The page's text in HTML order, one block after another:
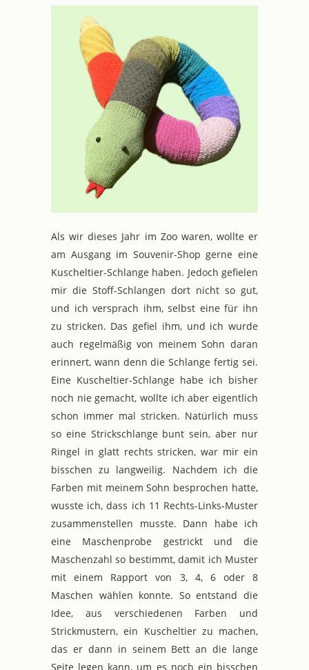
Als wir dieses Jahr im Zoo waren, wollte er
am Ausgang im Souvenir-Shop gerne eine
Kuscheltier-Schlange haben. Jedoch gefielen
mir die Stoff-Schlangen dort nicht so gut,
und ich versprach ihm, selbst eine für ihn
zu stricken. Das gefiel ihm, und ich wurde
auch regelmäßig von meinem Sohn daran
erinnert, wann denn die Schlange fertig sei.
Eine Kuscheltier-Schlange habe ich bisher
noch nie gemacht, wollte ich aber eigentlich
schon immer mal stricken. Natürlich muss
so eine Strickschlange bunt sein, aber nur
Ringel in glatt rechts stricken, war mir ein
bisschen zu langweilig. Nachdem ich die
Farben mit meinem Sohn besprochen hatte,
wusste ich, dass ich 11 Rechts-Links-Muster
zusammenstellen musste. Dann habe ich
eine Maschenprobe gestrickt und die
Maschenzahl so bestimmt, damit ich Muster
mit einem Rapport von 3, 4, 6 oder 8
Maschen wählen konnte. So entstand die
Idee, aus verschiedenen Farben und
Strickmustern, ein Kuscheltier zu machen,
das er dann in seinem Bett an die lange
Seite legen kann, um es noch ein bisschen